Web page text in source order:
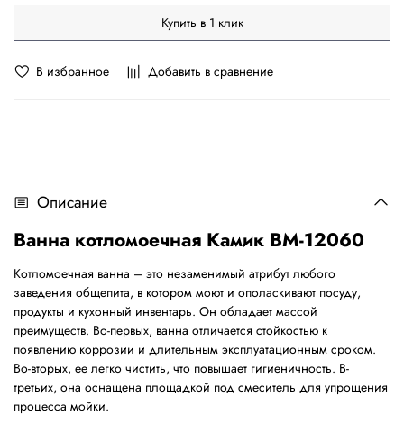
В избранное Добавить в сравнение
Купить в 1 клик
Описание
Ванна котломоечная Камик ВМ-12060
Котломоечная ванна – это незаменимый атрибут любого
заведения общепита, в котором моют и ополаскивают посуду,
продукты и кухонный инвентарь. Он обладает массой
преимуществ. Во-первых, ванна отличается стойкостью к
появлению коррозии и длительным эксплуатационным сроком.
Во-вторых, ее легко чистить, что повышает гигиеничность. В-
третьих, она оснащена площадкой под смеситель для упрощения
процесса мойки.